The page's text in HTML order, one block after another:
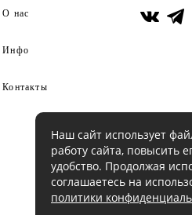
О нас
Инфо
Контакты
Наш сайт использует
работу сайта, повысить
удобство. Продолжая
соглашаетесь на
политики